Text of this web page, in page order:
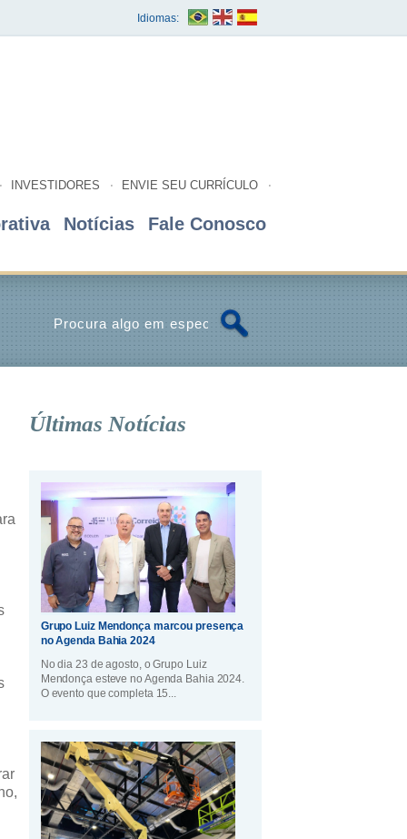
Idiomas:
INVESTIDORES ENVIE SEU CURRÍCULO
Notícias Fale Conosco
Últimas Notícias
Grupo Luiz Mendonça marcou presença
no Agenda Bahia 2024
No dia 23 de agosto, o Grupo Luiz
Mendonça esteve no Agenda Bahia 2024.
O evento que completa 15...